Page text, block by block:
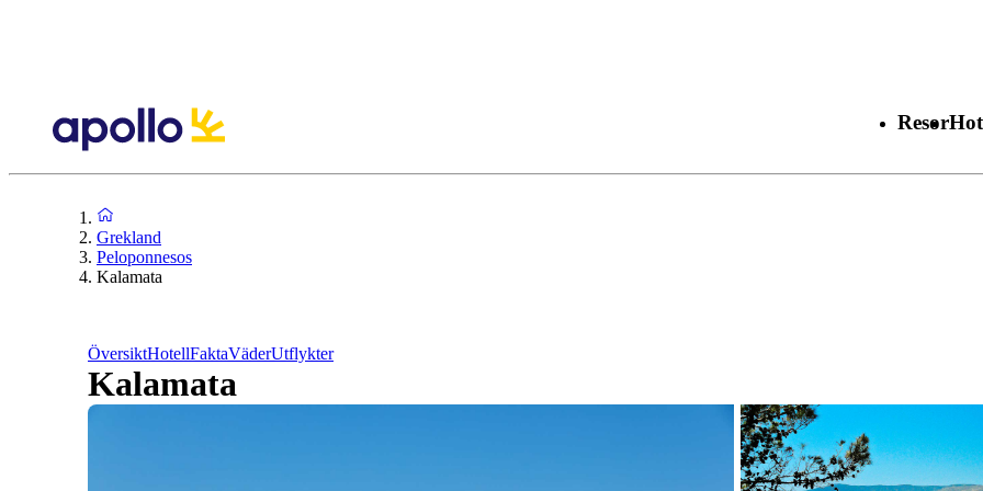
Resor
Grekland
Peloponnesos
Kalamata
ÖversiktHotellFaktaVäderUtflykter
Kalamata